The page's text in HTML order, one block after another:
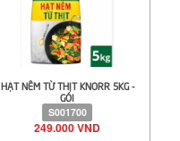
HẠT NÊM TỪ THỊT KNORR 5KG -
GÓI
S001700
249.000 VND